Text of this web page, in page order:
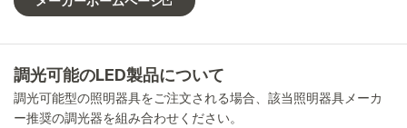
調光可能のLED製品について
調光可能型の照明器具をご注文される場合、該当照明器具メーカ
ー推奨の調光器を組み合わせください。